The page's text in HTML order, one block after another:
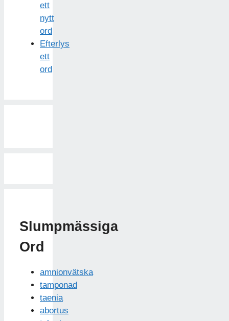
ett
nytt
ord
Efterlys
ett
ord
Slumpmässiga
Ord
amnionvätska
tamponad
taenia
abortus